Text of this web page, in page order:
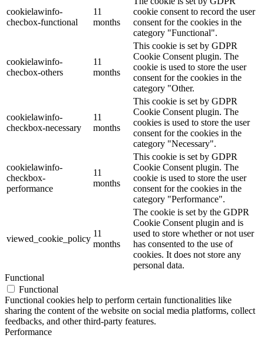
cookielawinfo-
checbox-functional
11
months
cookie consent to record the user
consent for the cookies in the
category "Functional".
cookielawinfo-
checbox-others
11
months
This cookie is set by GDPR
Cookie Consent plugin. The
cookie is used to store the user
consent for the cookies in the
category "Other.
cookielawinfo-
checkbox-necessary
11
months
This cookie is set by GDPR
Cookie Consent plugin. The
cookies is used to store the user
consent for the cookies in the
category "Necessary".
cookielawinfo-
checkbox-
performance
11
months
This cookie is set by GDPR
Cookie Consent plugin. The
cookie is used to store the user
consent for the cookies in the
category "Performance".
viewed_cookie_policy
11
months
The cookie is set by the GDPR
Cookie Consent plugin and is
used to store whether or not user
has consented to the use of
cookies. It does not store any
personal data.
Functional
Functional
Functional cookies help to perform certain functionalities like
sharing the content of the website on social media platforms, collect
feedbacks, and other third-party features.
Performance